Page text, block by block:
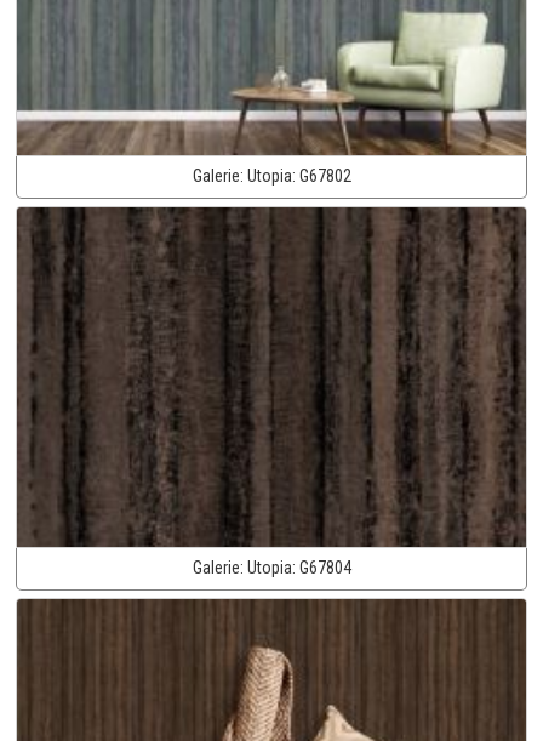
Galerie: Utopia: G67802
Galerie: Utopia: G67804